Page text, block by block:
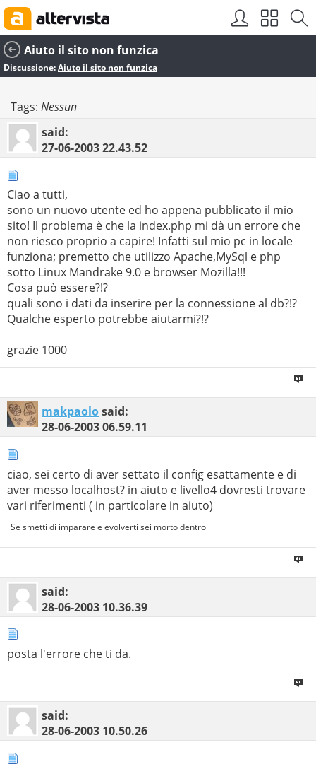
Aiuto il sito non funzica
Discussione:Aiuto il sito non funzica
Tags: Nessun
said:
27-06-200322.43.52
Ciao a tutti,
sono un nuovo utente ed ho appena pubblicato il mio
sito! Il problema è che la index.php mi dà un errore che
non riesco proprio a capire! Infatti sul mio pc in locale
funziona; premetto che utilizzo Apache,MySql e php
sotto Linux Mandrake 9.0 e browser Mozilla!!!
Cosa può essere?!?
quali sono i dati da inserire per la connessione al db?!?
Qualche esperto potrebbe aiutarmi?!?
grazie 1000
makpaolosaid:
28-06-200306.59.11
ciao, sei certo di aver settato il config esattamente e di
aver messo localhost? in aiuto e livello4 dovresti trovare
vari riferimenti ( in particolare in aiuto)
Se smetti di imparare e evolverti sei morto dentro
said:
28-06-2003 10.36.39
posta l'errore che ti da.
said:
28-06-2003 10.50.26